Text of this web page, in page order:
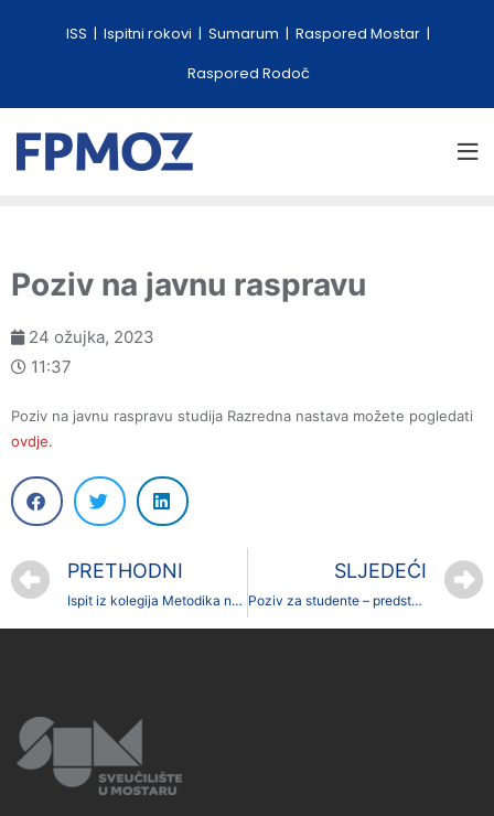
ISS Ispitni rokovi Sumarum
Raspored Mostar
Raspored Rodoč
Poziv na javnu raspravu
24 ožujka, 2023
11:37
Poziv na javnu raspravu studija Razredna nastava možete pogledati
ovdje.
PRETHODNI
Ispit iz kolegija Metodika nastavnog rada
SLJEDEĆI
Poziv za studente – predstavljanje ODREDA IZVIĐAČA „RADOBOLJA“ MOSTAR